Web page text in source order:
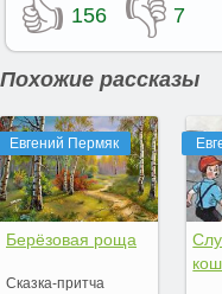
👍 156 👎 7
Похожие рассказы
Евгений Пермяк
Берёзовая роща
Сказка-притча